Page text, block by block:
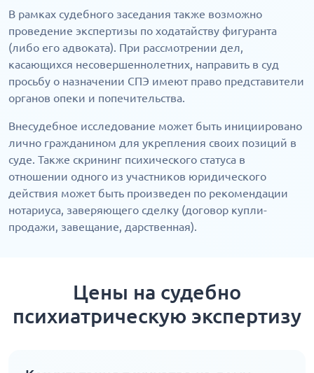
В рамках судебного заседания также возможно
проведение экспертизы по ходатайству фигуранта
(либо его адвоката). При рассмотрении дел,
касающихся несовершеннолетних, направить в суд
просьбу о назначении СПЭ имеют право представители
органов опеки и попечительства.
Внесудебное исследование может быть инициировано
лично гражданином для укрепления своих позиций в
суде. Также скрининг психического статуса в
отношении одного из участников юридического
действия может быть произведен по рекомендации
нотариуса, заверяющего сделку (договор купли-
продажи, завещание, дарственная).
Цены на судебно
психиатрическую экспертизу